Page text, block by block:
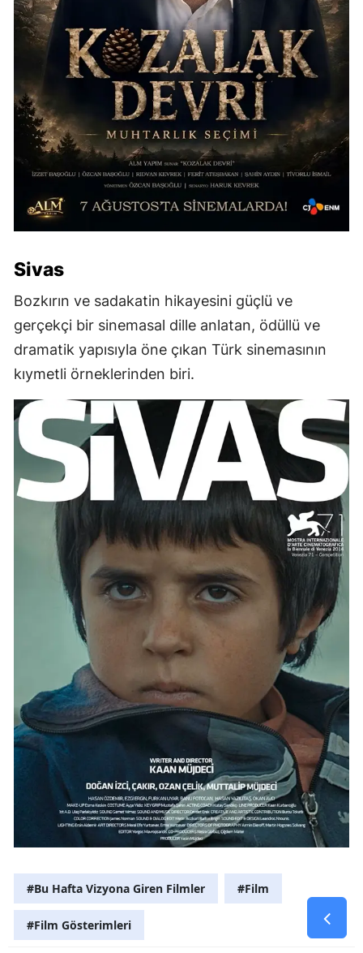
Sivas
Bozkırın ve sadakatin hikayesini güçlü ve
gerçekçi bir sinemasal dille anlatan, ödüllü ve
dramatik yapısıyla öne çıkan Türk sinemasının
kıymetli örneklerinden biri.
#Bu Hafta Vizyona Giren Filmler #Film
#Film Gösterimleri